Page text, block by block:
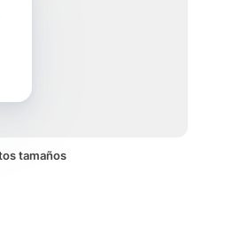
tamaños